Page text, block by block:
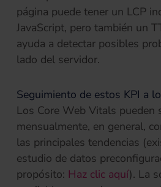
página puede tener un LCP
JavaScript, pero también un
ayuda a detectar posibles
lado del servidor.
Seguimiento de estos KPI a
Los Core Web Vitals pueden
mensualmente, en general,
las principales tendencias
estudio de datos
propósito: Haz clic aquí). La